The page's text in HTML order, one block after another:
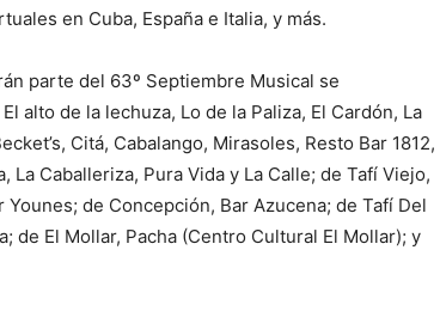
en Cuba, España e Italia, y más.
parte del 63º Septiembre Musical se
alto de la lechuza, Lo de la Paliza, El Cardón, La
Citá, Cabalango, Mirasoles, Resto Bar 1812,
La Caballeriza, Pura Vida y La Calle; de Tafí Viejo,
de Concepción, Bar Azucena; de Tafí Del
de El Mollar, Pacha (Centro Cultural El Mollar); y